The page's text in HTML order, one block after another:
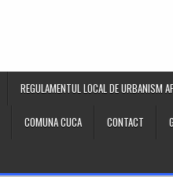
REGULAMENTUL LOCAL DE URBANISM
COMUNA CUCA CONTACT